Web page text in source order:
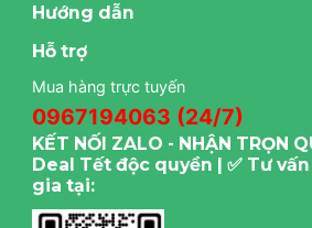
Hướng dẫn
Hỗ trợ
Mua hàng trực tuyến
0967194063 (24/7)
KẾT NỐI ZALO - NHẬN TRỌN
Deal Tết độc quyền | ✅ Tư vấn
gia tại: